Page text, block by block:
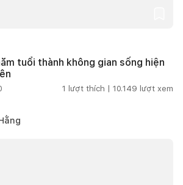
tuổi thành không gian sống hiện
1 lượt thích | 10.149 lượt xem